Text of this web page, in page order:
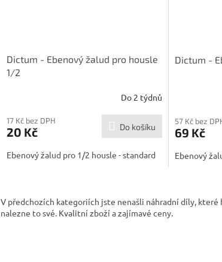
Dictum - Ebenový žalud pro housle
1/2
Do 2 týdnů
17 Kč bez DPH
20 Kč Do košíku
Ebenový žalud pro 1/2 housle - standard
Dictum -
57 Kč bez
69 Kč
Ebenový
V předchozích kategoriích jste nenašli náhradní díly,
nalezne to své. Kvalitní zboží a zajímavé ceny.